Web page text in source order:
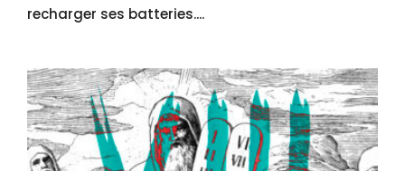
recharger ses batteries....